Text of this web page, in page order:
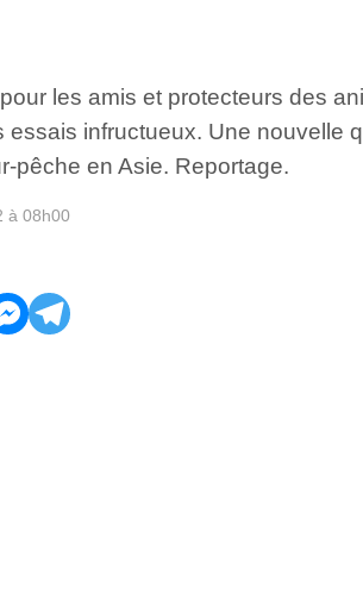
les amis et protecteurs des
infructueux. Une nouvelle
pêche en Asie. Reportage.
à 08h00